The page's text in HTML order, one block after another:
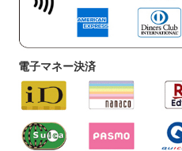
電子マネー決済